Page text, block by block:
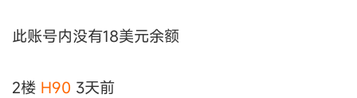
此账号内没有18美元余额
2楼 H90 3天前